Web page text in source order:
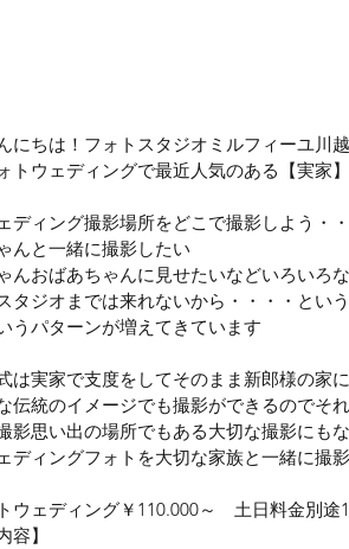
にちは！フォトスタジオミルフィーユ川
トウェディングで最近人気のある【実家
ディング撮影場所をどこで撮影しよう・
んと一緒に撮影したい
んおばあちゃんに見せたいなどいろいろ
タジオまでは来れないから・・・・とい
うパターンが増えてきています
は実家で支度をしてそのまま新郎様の家
伝統のイメージでも撮影ができるのでそ
影思い出の場所でもある大切な撮影にも
ディングフォトを大切な家族と一緒に撮
ウェディング￥110.000～　土日料金別途
容】